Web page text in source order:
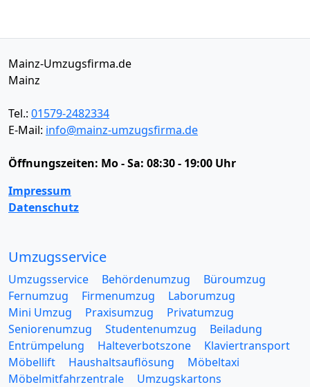
Mainz-Umzugsfirma.de
Mainz
Tel.: 01579-2482334
E-Mail: info@mainz-umzugsfirma.de
Öffnungszeiten: Mo - Sa: 08:30 - 19:00 Uhr
Impressum
Datenschutz
Umzugsservice
Umzugsservice Behördenumzug
Büroumzug
Fernumzug
Firmenumzug
Laborumzug
Mini Umzug
Praxisumzug
Privatumzug
Seniorenumzug
Studentenumzug
Beiladung
Entrümpelung
Halteverbotszone
Klaviertransport
Möbellift
Haushaltsauflösung
Möbeltaxi
Möbelmitfahrzentrale
Umzugskartons